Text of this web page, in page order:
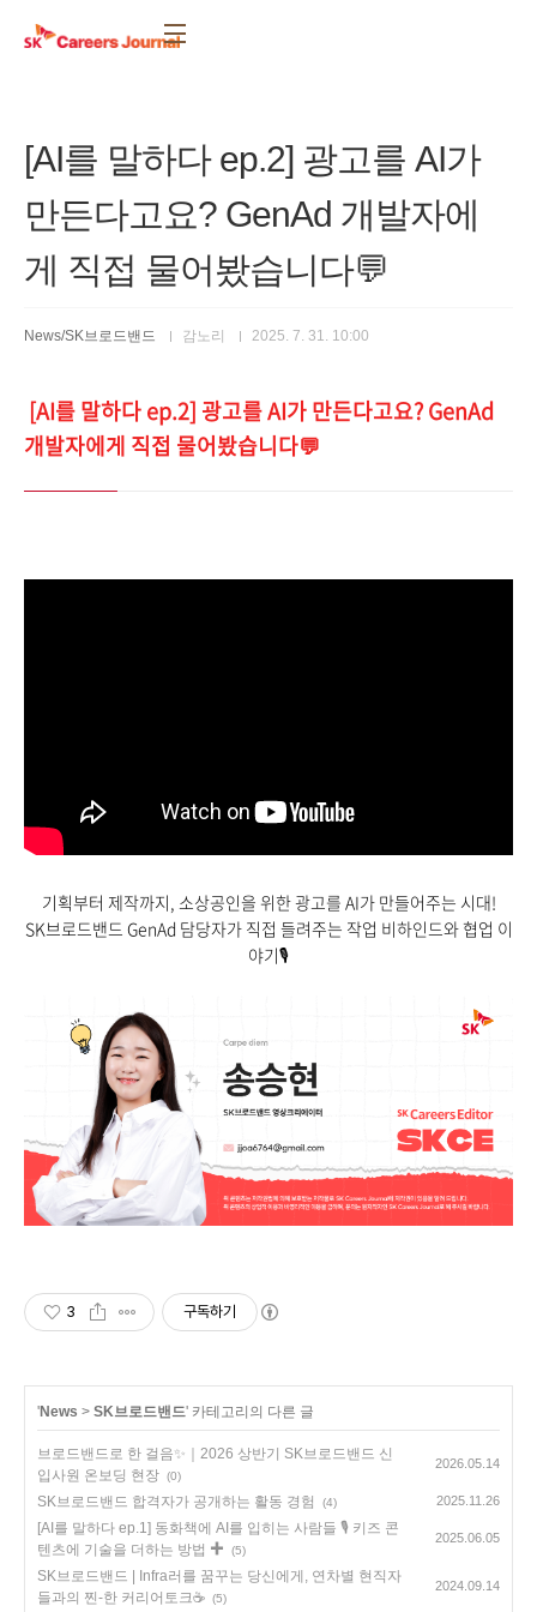
[AI를 말하다 ep.2] 광고를 AI가
만든다고요? GenAd 개발자에
게 직접 물어봤습니다💬
News/SK브로드밴드 감노리 2025. 7. 31. 10:00
[AI를 말하다 ep.2] 광고를 AI가 만든다고요? GenAd
개발자에게 직접 물어봤습니다💬
기획부터 제작까지 소상공인을 위한 광고를 AI가 만들어주는 시대!
SK브로드밴드 GenAd 담당자가 직접 들려주는 작업 비하인드와협업 이
야기🎙
3 구독하기
'News > SK브로드밴드' 카테고리의 다른 글
브로드밴드로 한 걸음✨｜2026 상반기 SK브로드밴드 신
입사원 온보딩 현장 (0)
2026.05.14
SK브로드밴드 합격자가 공개하는 활동 경험 (4) 2025.11.26
[AI를 말하다 ep.1] 동화책에 AI를 입히는 사람들 🎙️ 키즈 콘
텐츠에 기술을 더하는 방법 ✚
(5)
2025.06.05
SK브로드밴드 | Infra러를 꿈꾸는 당신에게, 연차별 현직자
들과의 찐-한 커리어토크☕️ (5)
2024.09.14